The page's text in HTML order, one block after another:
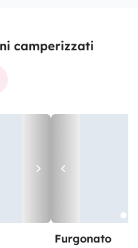
camperizzati
Furgonato